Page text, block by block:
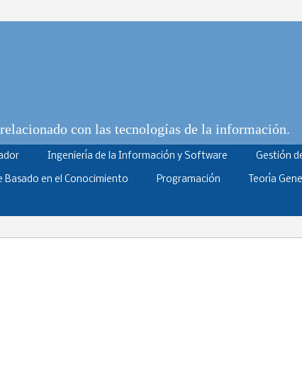
con las tecnologías de la información.
Ingeniería de la Información y Software Gestión
en el Conocimiento Programación Teoría